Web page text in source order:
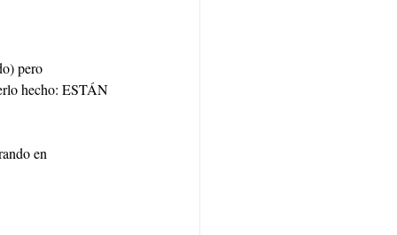
pero
hecho: ESTÁN
en